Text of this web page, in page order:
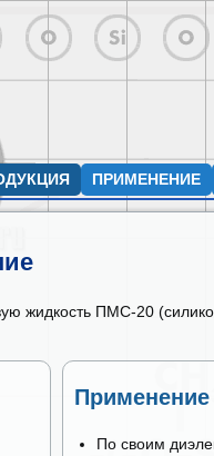
ПРИМЕНЕНИЕ
жидкость ПМС-20
По своим